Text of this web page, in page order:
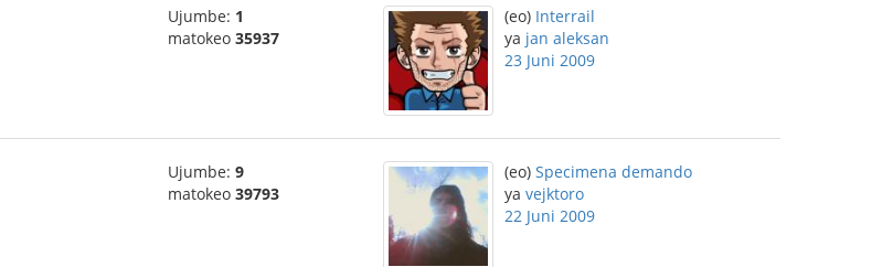
Ujumbe: 1
matokeo 35937
(eo) Interrail
ya jan aleksan
23 Juni 2009
Ujumbe: 9
matokeo 39793
(eo) Specimena demando
ya vejktoro
22 Juni 2009